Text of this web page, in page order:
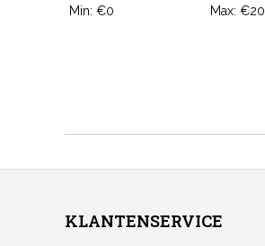
Min: €0 Max: €20
KLANTENSERVICE